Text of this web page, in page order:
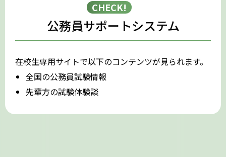
CHECK!
公務員サポートシステム
在校生専用サイトで以下のコンテンツが見られます。
全国の公務員試験情報
先輩方の試験体験談